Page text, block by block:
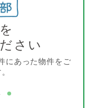
さい
にあった物件をご